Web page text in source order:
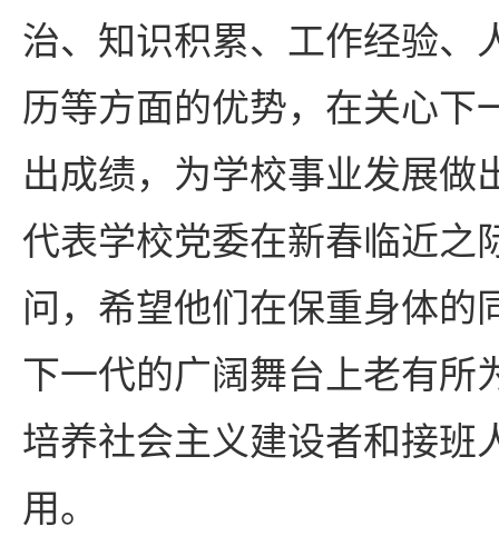
治、知识积累、工作经验、
历等方面的优势，在关心下
出成绩，为学校事业发展做
代表学校党委在新春临近之
问，希望他们在保重身体的
下一代的广阔舞台上老有所
培养社会主义建设者和接班
用。